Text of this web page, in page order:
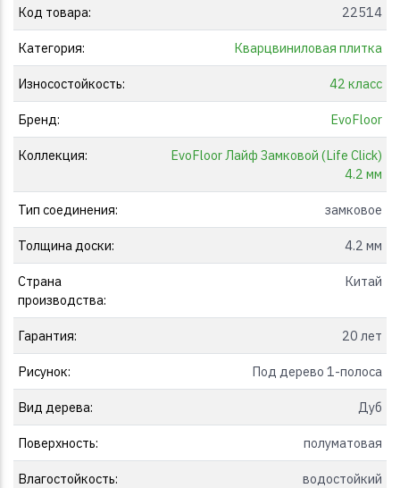
Код товара: 22514
Категория: Кварцвиниловая плитка
Износостойкость: 42 класс
Бренд: EvoFloor
Коллекция:
EvoFloor Лайф Замковой (Life Click)
4.2 мм
Тип соединения: замковое
Толщина доски: 4.2 мм
Страна
производства:
Китай
Гарантия: 20 лет
Рисунок: Под дерево 1-полоса
Вид дерева: Дуб
Поверхность: полуматовая
Влагостойкость: водостойкий